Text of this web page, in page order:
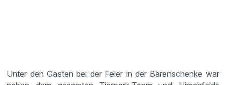
Unter den Gästen bei der Feier in der Bärenschenke war